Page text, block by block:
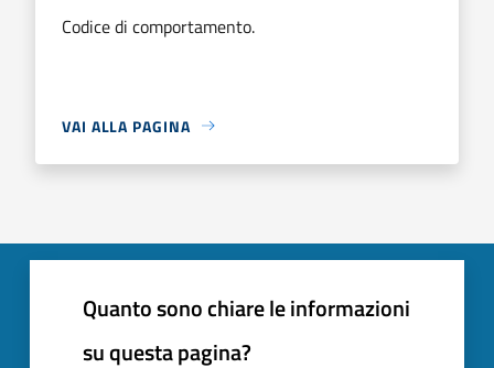
Codice di comportamento.
VAI ALLA PAGINA
Quanto sono chiare le informazioni
su questa pagina?